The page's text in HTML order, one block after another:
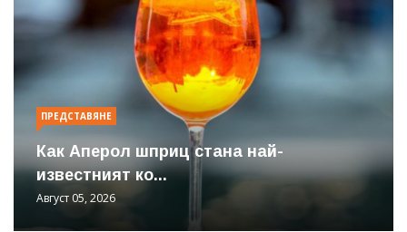
ПРЕДСТАВЯНЕ
Как Аперол шприц стана най-
известният ко...
Август 05, 2026